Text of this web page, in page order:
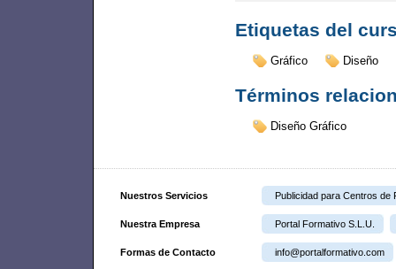
Etiquetas del
Gráfico Diseño
Términos
Diseño Gráfico
Nuestros Servicios Publicidad para Centros de
Nuestra Empresa Portal Formativo S.L.U.
Formas de Contacto info@portalformativo.com